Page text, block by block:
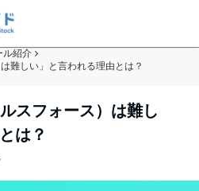
ル紹介
難しい」と言われる理由とは？
スフォース）は難し
は？